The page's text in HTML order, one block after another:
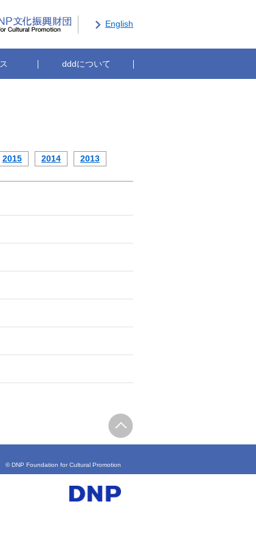
English
dddについて
フィックアートセンター公益財団法人DNP文化振興財団
2015 2014
2013
© DNP Foundation for Cultural Promotion